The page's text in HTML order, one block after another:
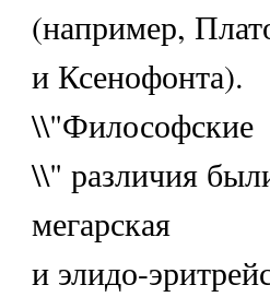
(например,
и Ксенофонта).
\\"Философские
\\" различия
мегарская
и элидо-